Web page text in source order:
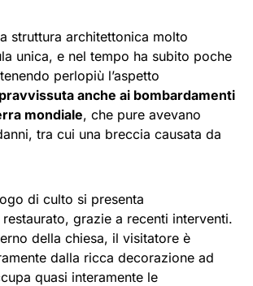
struttura architettonica molto
unica, e nel tempo ha subito poche
perlopiù l’aspetto
anche ai bombardamenti
mondiale, che pure avevano
tra cui una breccia causata da
di culto si presenta
grazie a recenti interventi.
della chiesa, il visitatore è
dalla ricca decorazione ad
quasi interamente le